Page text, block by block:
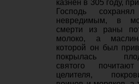
казнён в 305 году,
Господь
невредимым, в
смерти из раны
молоко, а
которой он был
покрылась
святого
целителя,